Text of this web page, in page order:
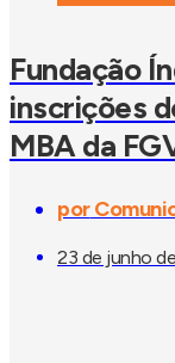
Fundação
inscrições
MBA da
por
23 de junho